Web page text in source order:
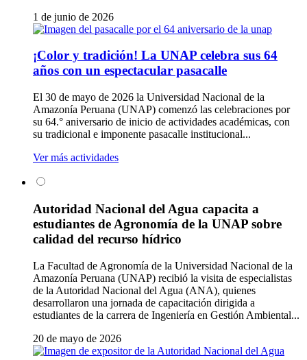
1 de junio de 2026
¡Color y tradición! La UNAP celebra sus 64
años con un espectacular pasacalle
El 30 de mayo de 2026 la Universidad Nacional de la
Amazonía Peruana (UNAP) comenzó las celebraciones por
su 64.° aniversario de inicio de actividades académicas, con
su tradicional e imponente pasacalle institucional...
Ver más actividades
Autoridad Nacional del Agua capacita a
estudiantes de Agronomía de la UNAP sobre
calidad del recurso hídrico
La Facultad de Agronomía de la Universidad Nacional de la
Amazonía Peruana (UNAP) recibió la visita de especialistas
de la Autoridad Nacional del Agua (ANA), quienes
desarrollaron una jornada de capacitación dirigida a
estudiantes de la carrera de Ingeniería en Gestión Ambiental...
20 de mayo de 2026